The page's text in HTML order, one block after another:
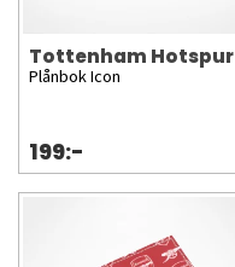
Tottenham Hotspur
Plånbok Icon
199:-